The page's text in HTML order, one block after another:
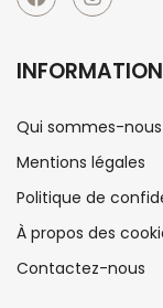
À PROPOS
Trésors de Chine
mobilier
magasin situé à
meubles chinois
contemporains,